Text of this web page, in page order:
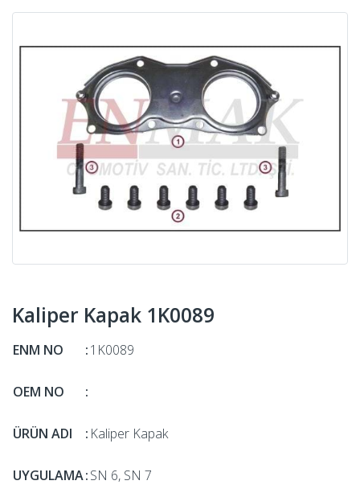
Kaliper Kapak 1K0089
ENM NO :1K0089
OEM NO :
ÜRÜN ADI : Kaliper Kapak
UYGULAMA:SN 6, SN 7